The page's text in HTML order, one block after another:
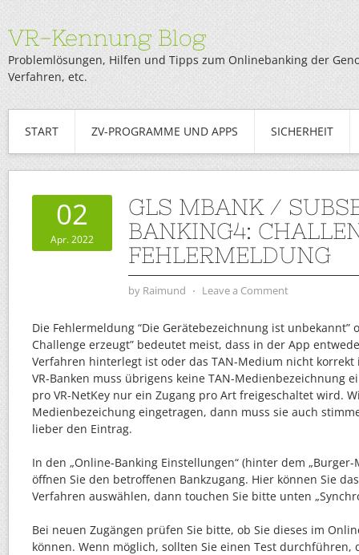
VR-Kennung Blog
Problemlösungen, Hilfen und Tipps zum Onlinebanking der
Verfahren, etc.
START ZV-PROGRAMME UND APPS SICHERHEIT
02
Apr. 2022
GLS MBANK /
BANKING4:
FEHLERMELDUNG
by Raimund ⋅ Leave a Comment
Die Fehlermeldung “Die Gerätebezeichnung ist unbekannt”
Challenge erzeugt” bedeutet meist, dass in der App
Verfahren hinterlegt ist oder das TAN-Medium nicht korrekt
VR-Banken muss übrigens keine TAN-Medienbezeichnung
pro VR-NetKey nur ein Zugang pro Art freigeschaltet wird.
Medienbezeichung eingetragen, dann muss sie auch
lieber den Eintrag.
In den „Online-Banking Einstellungen“ (hinter dem „Burger-
öffnen Sie den betroffenen Bankzugang. Hier können Sie
Verfahren auswählen, dann touchen Sie bitte unten
Bei neuen Zugängen prüfen Sie bitte, ob Sie dieses im
können. Wenn möglich, sollten Sie einen Test durchführen,